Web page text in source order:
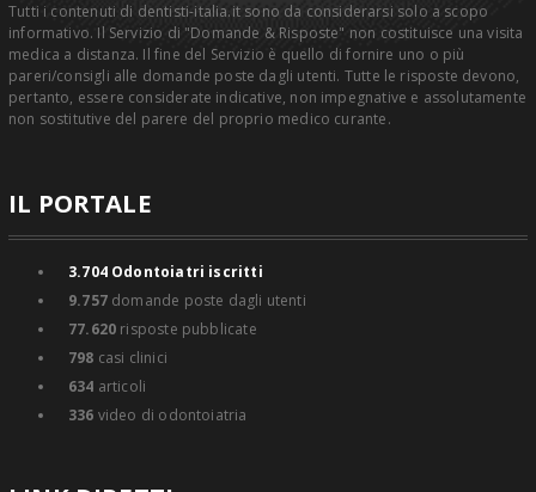
Tutti i contenuti di dentisti-italia.it sono da considerarsi solo a scopo
informativo. Il Servizio di "Domande & Risposte" non costituisce una visita
medica a distanza. Il fine del Servizio è quello di fornire uno o più
pareri/consigli alle domande poste dagli utenti. Tutte le risposte devono,
pertanto, essere considerate indicative, non impegnative e assolutamente
non sostitutive del parere del proprio medico curante.
IL PORTALE
3.704Odontoiatri iscritti
9.757domande poste dagli utenti
77.620 risposte pubblicate
798 casi clinici
634 articoli
336 video di odontoiatria